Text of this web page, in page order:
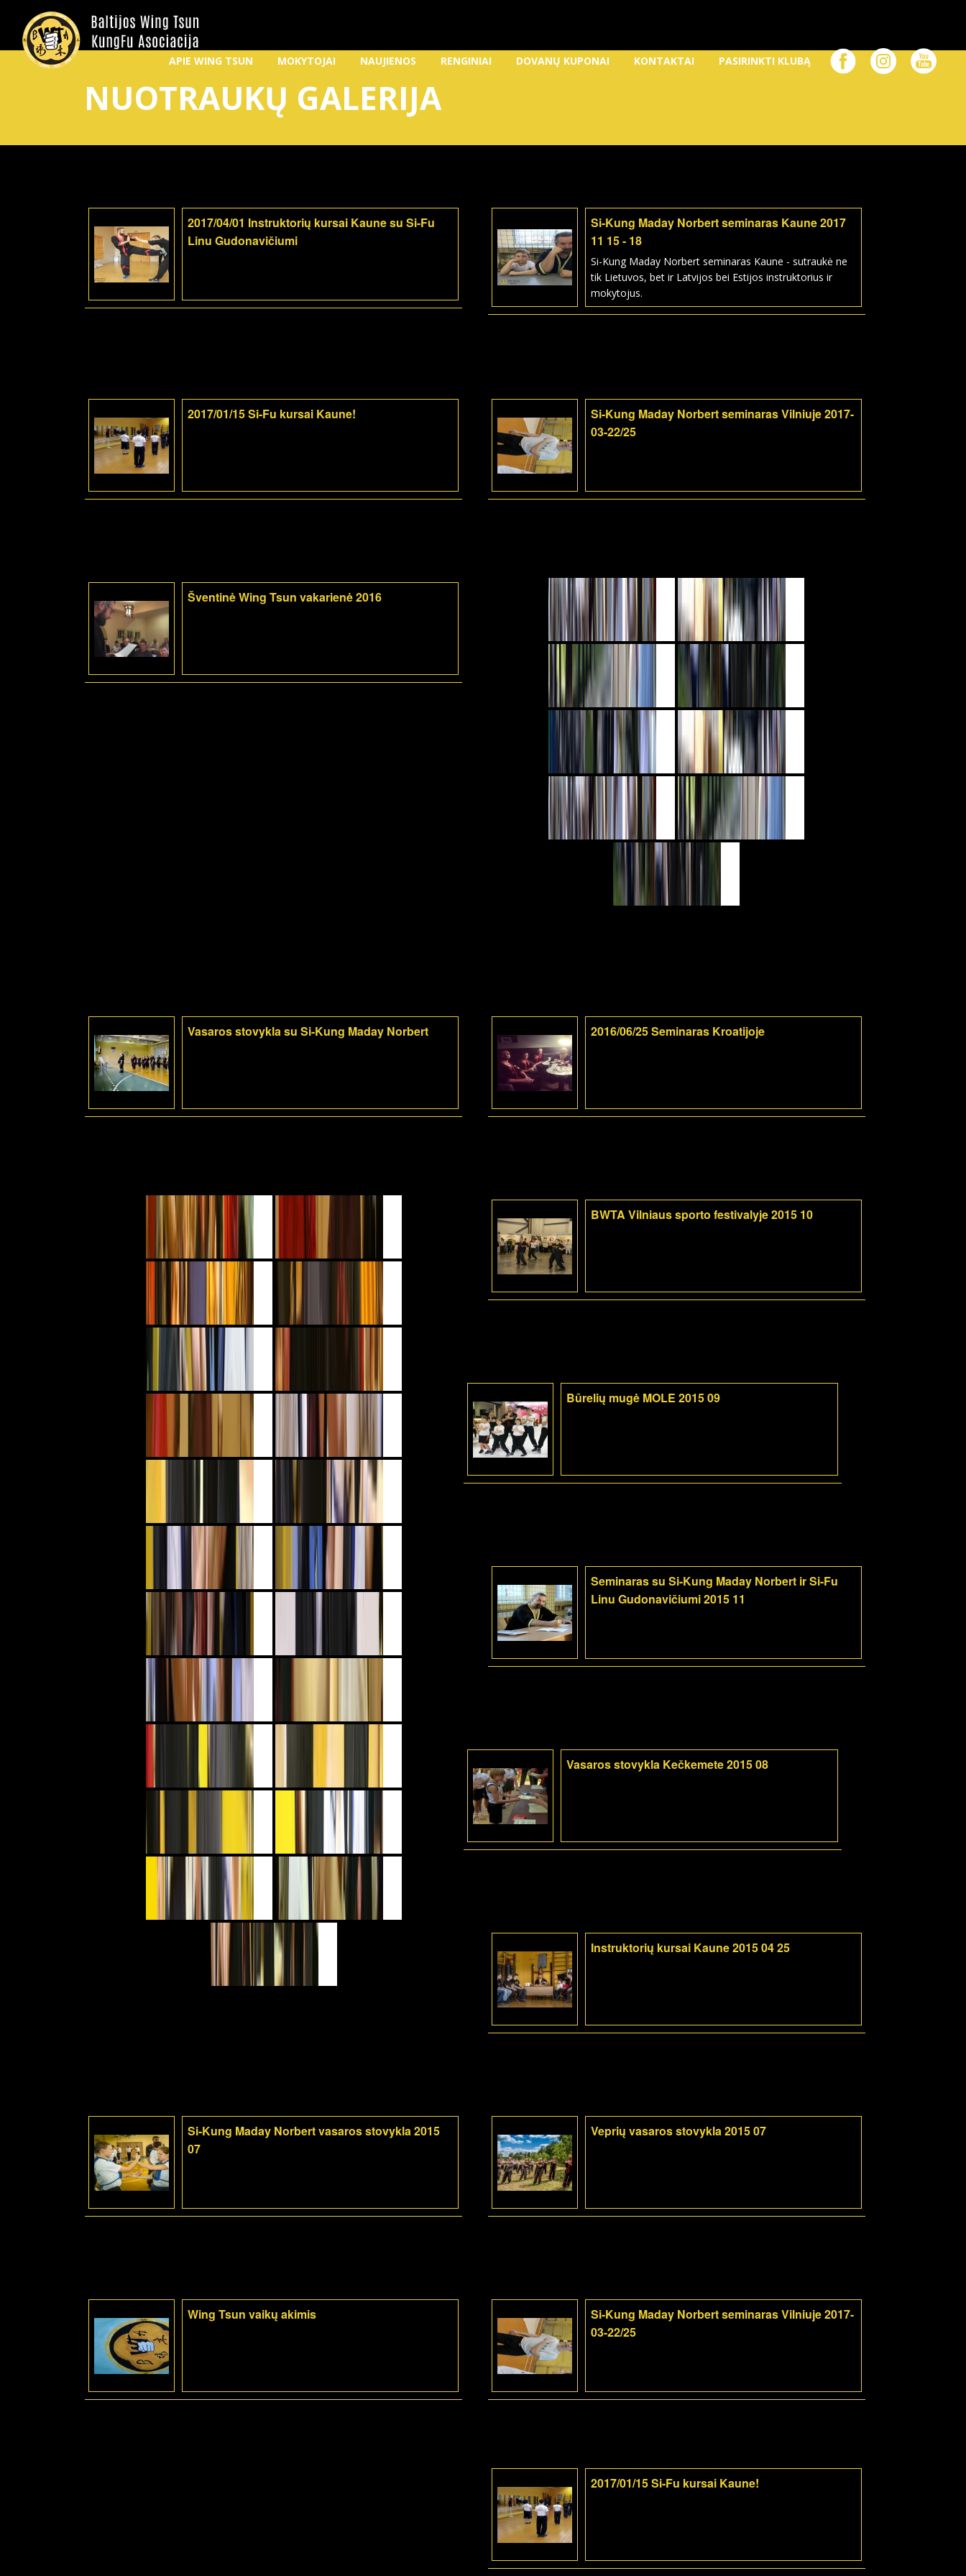
APIE WING TSUN MOKYTOJAI NAUJIENOS RENGINIAI DOVANŲ KUPONAI KONTAKTAI PASIRINKTI KLUBĄ
NUOTRAUKŲ GALERIJA
2017/04/01 Instruktorių kursai Kaune su Si-Fu
Linu Gudonavičiumi
Si-Kung Maday Norbert seminaras Kaune 2017
11 15 - 18
Si-Kung Maday Norbert seminaras Kaune - sutraukė ne
tik Lietuvos, bet ir Latvijos bei Estijos instruktorius ir
mokytojus.
2017/01/15 Si-Fu kursai Kaune!
Si-Kung Maday Norbert seminaras Vilniuje 2017-
03-22/25
Šventinė Wing Tsun vakarienė 2016
Vasaros stovykla su Si-Kung Maday Norbert 2016/06/25 Seminaras Kroatijoje
BWTA Vilniaus sporto festivalyje 2015 10
Būrelių mugė MOLE 2015 09
Seminaras su Si-Kung Maday Norbert ir Si-Fu
Linu Gudonavičiumi 2015 11
Vasaros stovykla Kečkemete 2015 08
Instruktorių kursai Kaune 2015 04 25
Si-Kung Maday Norbert vasaros stovykla 2015
07
Veprių vasaros stovykla 2015 07
Wing Tsun vaikų akimis
Si-Kung Maday Norbert seminaras Vilniuje 2017-
03-22/25
2017/01/15 Si-Fu kursai Kaune!